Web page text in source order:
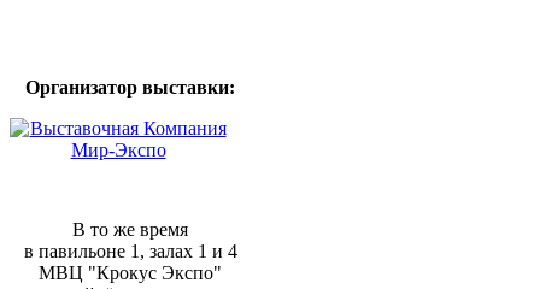
Организатор выставки:
В то же время
в павильоне 1, залах 1 и 4
МВЦ "Крокус Экспо"